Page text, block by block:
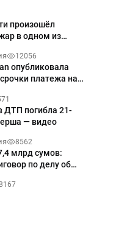
произошёл
в одном из
12056
опубликовала
платежа на
ДТП погибла 21-
— видео
8562
млрд сумов:
по делу об